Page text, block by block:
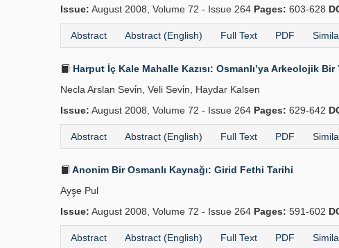
Issue: August 2008, Volume 72 - Issue 264 Pages: 603-628
Abstract Abstract (English) Full Text PDF
Harput İç Kale Mahalle Kazısı: Osmanlı’ya Arkeolojik
Necla Arslan Sevi̇n, Veli Sevi̇n, Haydar Kalsen
Issue: August 2008, Volume 72 - Issue 264 Pages: 629-642
Abstract Abstract (English) Full Text PDF
Anonim Bir Osmanlı Kaynağı: Girid Fethi Tarihi
Ayşe Pul
Issue: August 2008, Volume 72 - Issue 264 Pages: 591-602
Abstract Abstract (English) Full Text PDF